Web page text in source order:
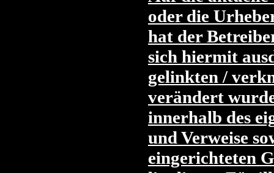
oder die
hat der
sich hiermit
gelinkten /
verändert
innerhalb des
und Verweise
eingerichteten